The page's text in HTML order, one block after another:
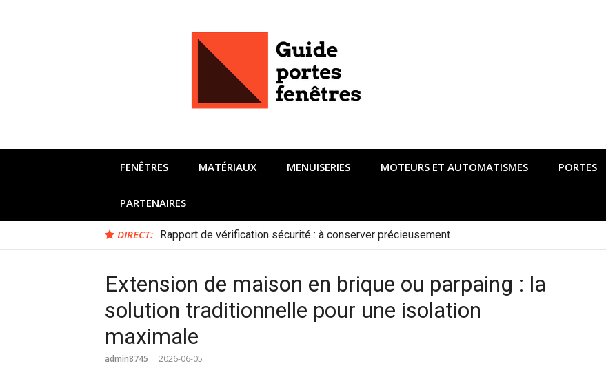
FENÊTRES MATÉRIAUX MENUISERIES MOTEURS ET AUTOMATISMES PORTES
PARTENAIRES
DIRECT: Rapport de vérification sécurité : à conserver précieusement
Extension de maison en brique ou parpaing : la
solution traditionnelle pour une isolation
maximale
admin8745 2026-06-05